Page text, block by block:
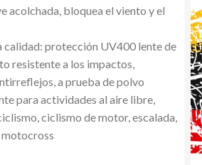
acolchada, bloquea el viento y el
calidad: protección UV400 lente de
resistente a los impactos,
a prueba de polvo
para actividades al aire libre,
ciclismo de motor, escalada,